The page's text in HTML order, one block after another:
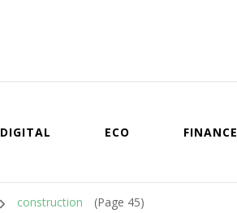
DIGITAL ECO FINANCE
construction (Page 45)